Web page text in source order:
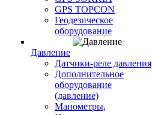
GPS TOPCON
Геодезическое
оборудование
Давление
Датчики-реле давления
Дополнительное
оборудование
(давление)
Манометры,